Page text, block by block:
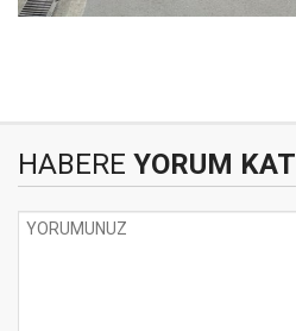
HABERE YORUM KAT